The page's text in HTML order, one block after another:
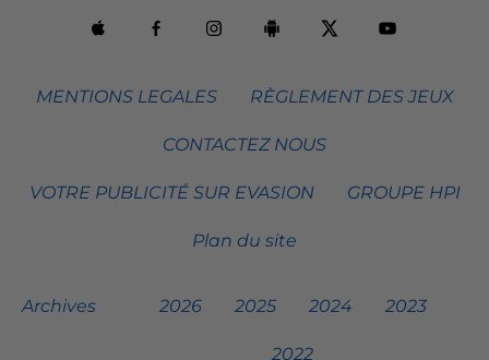
MENTIONS LEGALES RÈGLEMENT DES JEUX
CONTACTEZ NOUS
VOTRE PUBLICITÉ SUR EVASION GROUPE HPI
Plan du site
Archives 2026 2025 2024 2023
2022